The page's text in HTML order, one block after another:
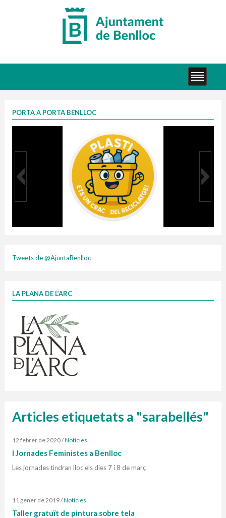
PORTA A PORTA BENLLOC
1 contenidors intel·ligents
Finançat per la Unió Europea – NextGenerationEU
Tweets de @AjuntaBenlloc
LA PLANA DE L’ARC
Articles etiquetats a "sarabellés"
12 febrer de 2020/Notícies
I Jornades Feministes a Benlloc
Les jornades tindran lloc els dies 7 i 8 de març
11 gener de 2019/Notícies
Taller gratuït de pintura sobre tela